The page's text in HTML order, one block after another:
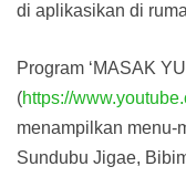
di aplikasikan di
Program ‘MASAK
(https://
menampilkan menu-
Sundubu Jigae,